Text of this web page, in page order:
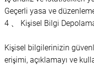
Geçerli yasa ve
4 、 Kişisel Bilgi
Kişisel bilgilerinizin
erişimi, açıklamayı ve